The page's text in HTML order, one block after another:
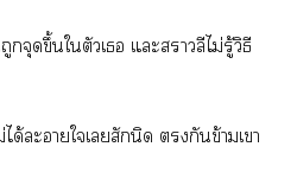
กจุดขึ้นใตัวเ แะาวลีไม่รู้วิธี
ะาใเสักนิด กันข้ามเา